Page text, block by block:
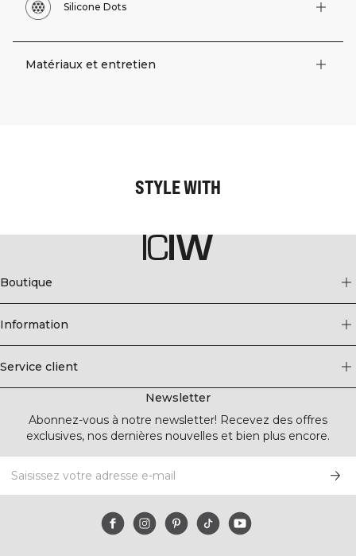
Silicone Dots
Matériaux et entretien
STYLE WITH
Boutique
Information
Service client
Newsletter
Abonnez-vous à notre newsletter! Recevez des offres
exclusives, nos dernières nouvelles et bien plus encore.